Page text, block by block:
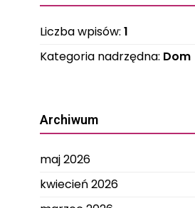
Liczba wpisów: 1
Kategoria nadrzędna: Dom
Archiwum
maj 2026
kwiecień 2026